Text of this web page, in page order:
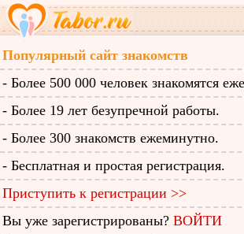
Популярный сайт знакомств
- Более 500 000 человек знакомятся
- Более 19 лет безупречной работы.
- Более 300 знакомств ежеминутно.
- Бесплатная и простая регистрация.
Приступить к регистрации >>
Вы уже зарегистрированы? ВОЙТИ